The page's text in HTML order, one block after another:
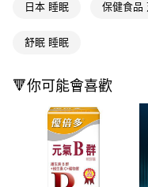
【「AFTEE先享後付」結帳流
結帳頁面，進行簡訊認證並確
ATM／網路銀行／等多元方式
購買商品的店家。未經商家同
後付繳納相關費用。
※ 交易是否成功請以「
是否繳費成功／繳費後需取
客戶支援中心」https://
每筆NT$65，滿NT$390(
付款後全家取貨
萊爾富取貨付款
每筆NT$65，滿NT$490(含
付款後萊爾富取貨
每筆NT$65，滿NT$490(
日本 睡眠 保健食品
舒眠 睡眠
🔻你可能會喜歡